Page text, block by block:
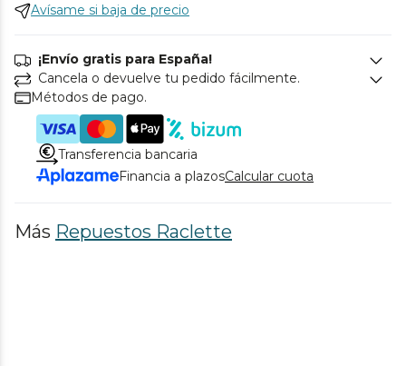
Avísame si baja de precio
¡Envío gratis para España!
Cancela o devuelve tu pedido fácilmente.
Métodos de pago.
Transferencia bancaria
Financia a plazosCalcular cuota
Más Repuestos Raclette